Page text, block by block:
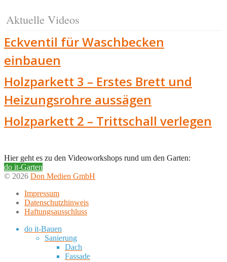
Aktuelle Videos
Eckventil für Waschbecken
einbauen
Holzparkett 3 – Erstes Brett und
Heizungsrohre aussägen
Holzparkett 2 – Trittschall verlegen
Hier geht es zu den Videoworkshops rund um den Garten:
do it-Garten
© 2026 Don Medien GmbH
Impressum
Datenschutzhinweis
Haftungsausschluss
do it-Bauen
Sanierung
Dach
Fassade